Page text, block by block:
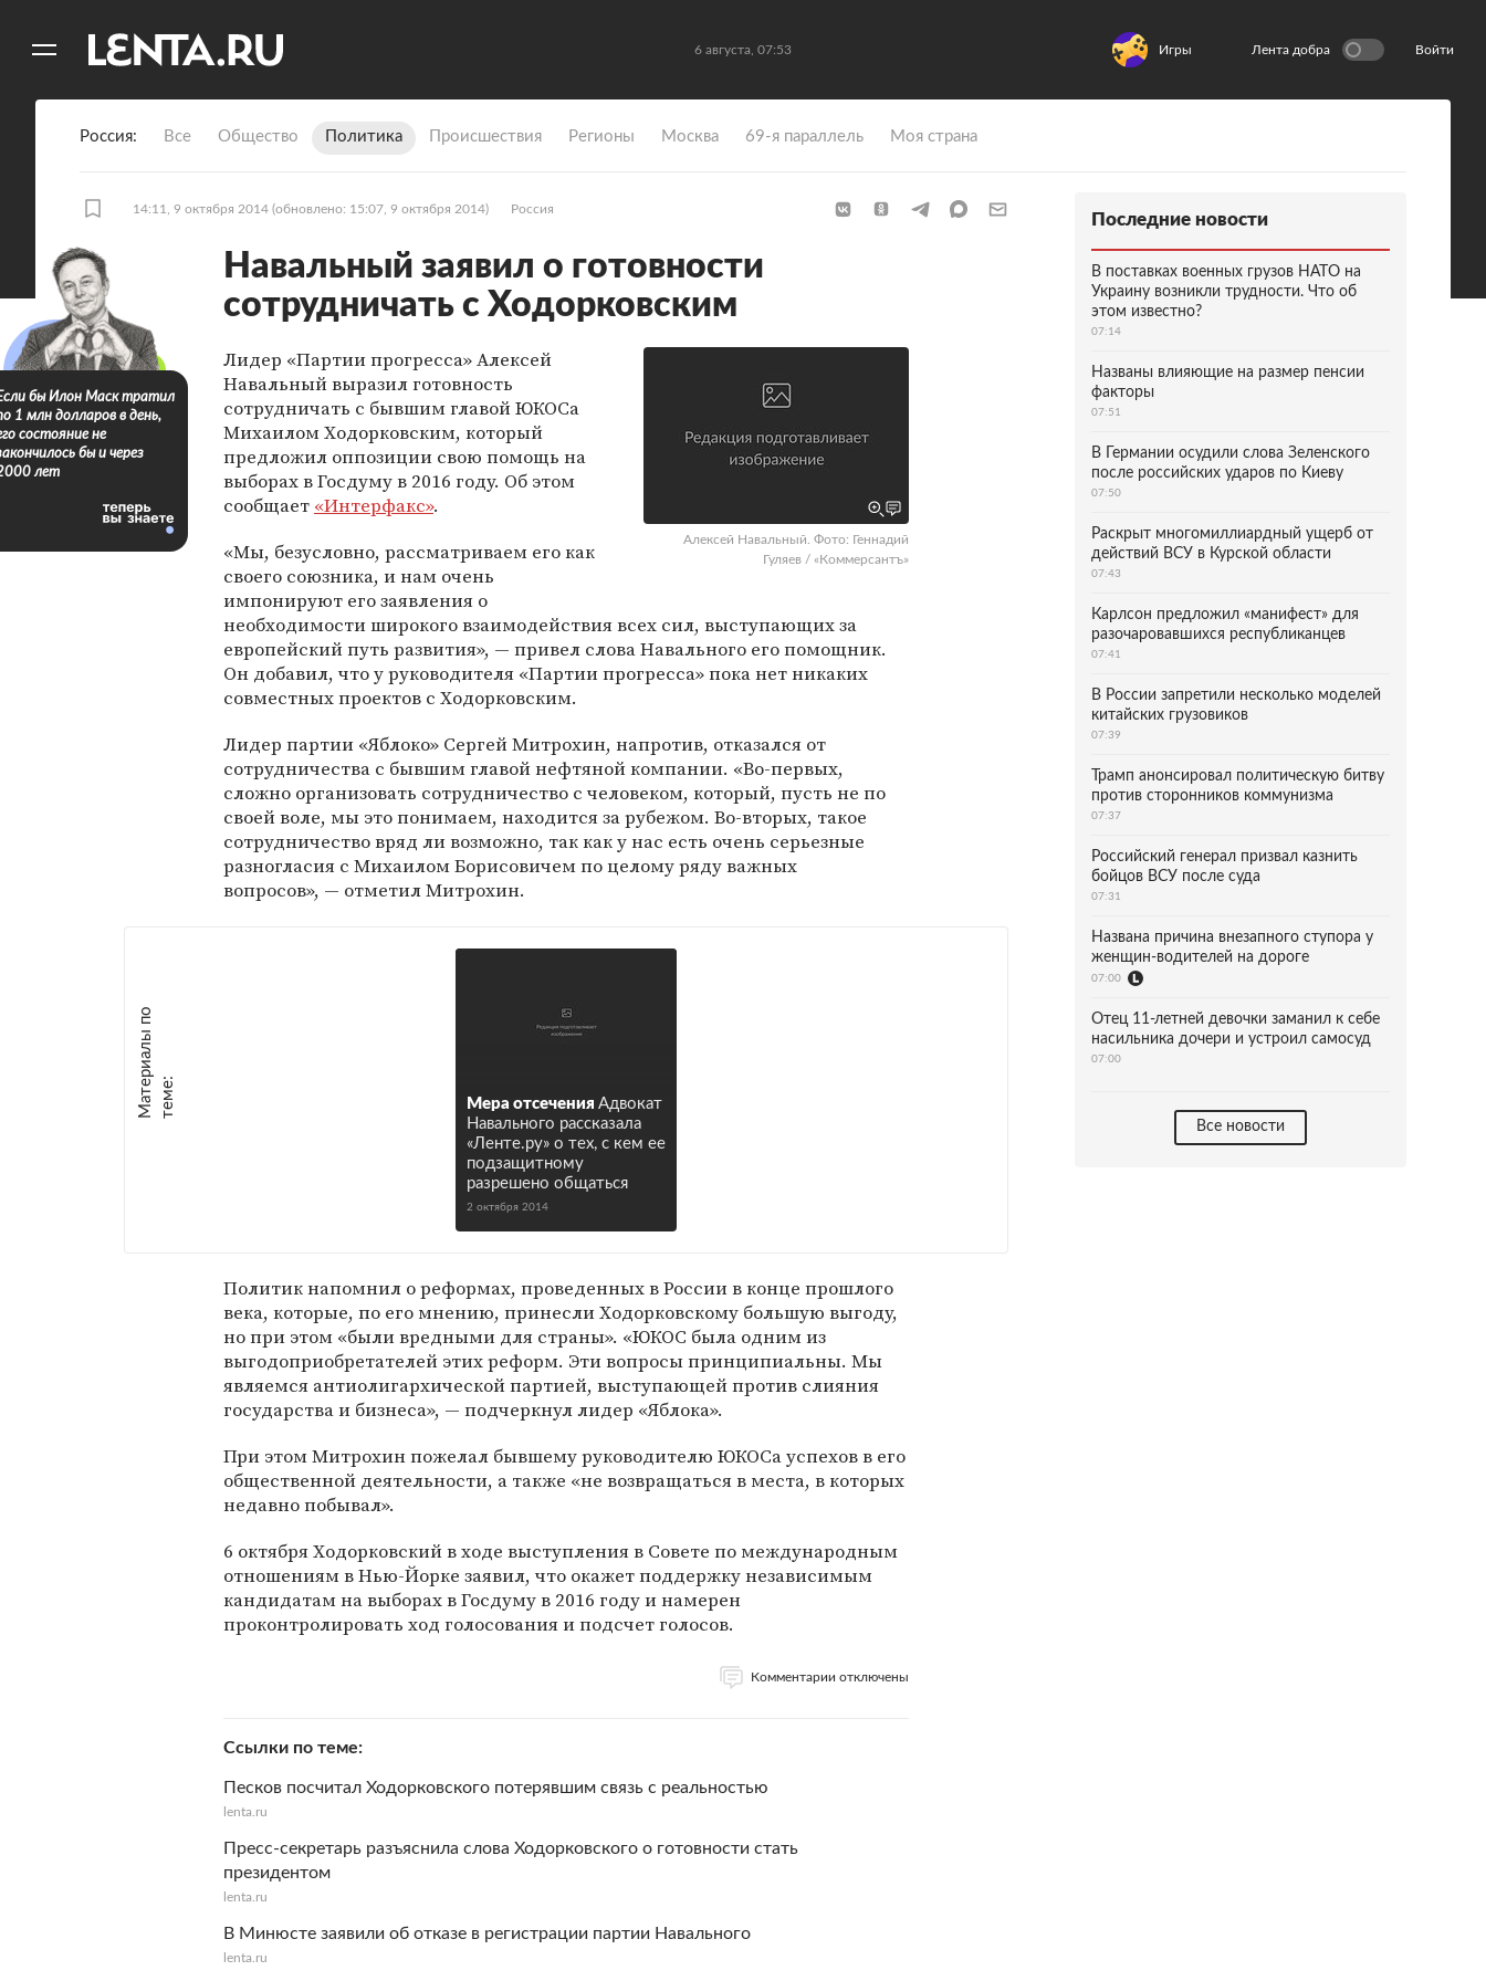
6 августа, 07:53 Игры Лента добра Войти
Россия Все Общество Политика Происшествия Регионы Москва 69-я параллель Моя страна
14:11, 9 октября 2014 (обновлено: 15:07, 9 октября 2014) Россия
Навальный заявил о готовности
сотрудничать с Ходорковским
Алексей Навальный. Фото: Геннадий
Гуляев / «Коммерсантъ»
Лидер «Партии прогресса» Алексей
Навальный выразил готовность
сотрудничать с бывшим главой ЮКОСа
Михаилом Ходорковским, который
предложил оппозиции свою помощь на
выборах в Госдуму в 2016 году. Об этом
сообщает «Интерфакс».
«Мы, безусловно, рассматриваем его как
своего союзника, и нам очень
импонируют его заявления о
необходимости широкого взаимодействия всех сил, выступающих за
европейский путь развития», — привел слова Навального его помощник.
Он добавил, что у руководителя «Партии прогресса» пока нет никаких
совместных проектов с Ходорковским.
Лидер партии «Яблоко» Сергей Митрохин, напротив, отказался от
сотрудничества с бывшим главой нефтяной компании. «Во-первых,
сложно организовать сотрудничество с человеком, который, пусть не по
своей воле, мы это понимаем, находится за рубежом. Во-вторых, такое
сотрудничество вряд ли возможно, так как у нас есть очень серьезные
разногласия с Михаилом Борисовичем по целому ряду важных
вопросов», — отметил Митрохин.
М
а
т е
р
и
а
л
ы
п
о
т
е
м
е : Мера отсечения Адвокат
Навального рассказала
«Ленте.ру» о тех, с кем ее
подзащитному
разрешено общаться
2 октября 2014
Политик напомнил о реформах, проведенных в России в конце прошлого
века, которые, по его мнению, принесли Ходорковскому большую выгоду,
но при этом «были вредными для страны». «ЮКОС была одним из
выгодоприобретателей этих реформ. Эти вопросы принципиальны. Мы
являемся антиолигархической партией, выступающей против слияния
государства и бизнеса», — подчеркнул лидер «Яблока».
При этом Митрохин пожелал бывшему руководителю ЮКОСа успехов в его
общественной деятельности, а также «не возвращаться в места, в которых
недавно побывал».
6 октября Ходорковский в ходе выступления в Совете по международным
отношениям в Нью-Йорке заявил, что окажет поддержку независимым
кандидатам на выборах в Госдуму в 2016 году и намерен
проконтролировать ход голосования и подсчет голосов.
Комментарии отключены
Ссылки по теме
Песков посчитал Ходорковского потерявшим связь с реальностью
lenta.ru
Пресс-секретарь разъяснила слова Ходорковского о готовности стать
президентом
lenta.ru
В Минюсте заявили об отказе в регистрации партии Навального
lenta.ru
бы Илон Маск тратил
1 млн долларов в день,
состояние не
бы и через
лет
Последние новости
В поставках военных грузов НАТО на
Украину возникли трудности. Что об
этом известно?
07:14
Названы влияющие на размер пенсии
факторы
07:51
В Германии осудили слова Зеленского
после российских ударов по Киеву
07:50
Раскрыт многомиллиардный ущерб от
действий ВСУ в Курской области
07:43
Карлсон предложил «манифест» для
разочаровавшихся республиканцев
07:41
В России запретили несколько моделей
китайских грузовиков
07:39
Трамп анонсировал политическую битву
против сторонников коммунизма
07:37
Российский генерал призвал казнить
бойцов ВСУ после суда
07:31
Названа причина внезапного ступора у
женщин-водителей на дороге
07:00
Отец 11-летней девочки заманил к себе
насильника дочери и устроил самосуд
07:00
Все новости